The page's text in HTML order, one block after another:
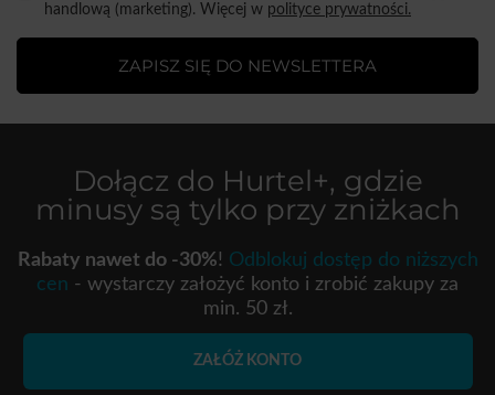
handlową (marketing). Więcej w polityce prywatności.
ZAPISZ SIĘ DO NEWSLETTERA
Dołącz do Hurtel+, gdzie
minusy są tylko przy zniżkach
Rabaty nawet do -30%! Odblokuj dostęp do niższych
cen - wystarczy założyć konto i zrobić zakupy za
min. 50 zł.
ZAŁÓŻ KONTO